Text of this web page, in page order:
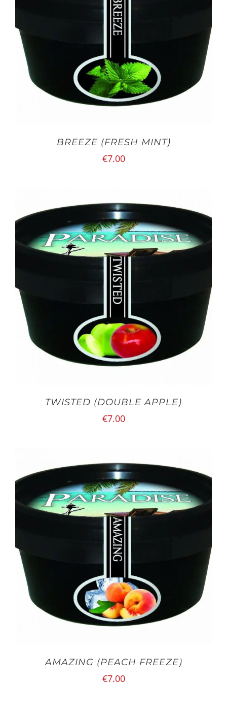
BREEZE (FRESH MINT)
€7.00
TWISTED (DOUBLE APPLE)
€7.00
AMAZING (PEACH FREEZE)
€7.00